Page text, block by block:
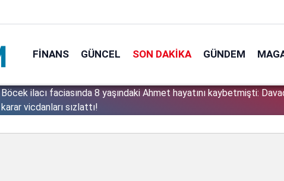
FINANS GÜNCEL SON DAKIKA GÜNDEM
Böcek ilacı faciasında 8 yaşındaki Ahmet hayatını kaybetmişti:
karar vicdanları sızlattı!